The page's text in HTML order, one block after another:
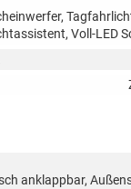
Voll-LED
anklappbar,